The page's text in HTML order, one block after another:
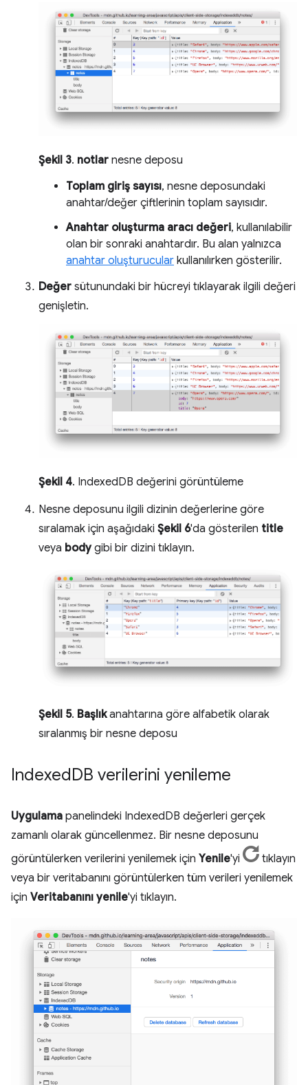
Şekil 3. notlar nesne deposu
Toplam giriş sayısı, nesne deposundaki
anahtar/değer çiftlerinin toplam sayısıdır.
Anahtar oluşturma aracı değeri, kullanılabilir
olan bir sonraki anahtardır. Bu alan yalnızca
anahtar oluşturucular kullanılırken gösterilir.
Değer sütunundaki bir hücreyi tıklayarak ilgili değeri
genişletin.
Şekil 4. IndexedDB değerini görüntüleme
Nesne deposunu ilgili dizinin değerlerine göre
sıralamak için aşağıdaki Şekil 6'da gösterilen title
veya bodygibi bir dizini tıklayın.
Şekil 5. Başlıkanahtarına göre alfabetik olarak
sıralanmış bir nesne deposu
IndexedDB verilerini yenileme
Uygulama panelindeki IndexedDB değerleri gerçek
zamanlı olarak güncellenmez. Bir nesne deposunu
görüntülerken verilerini yenilemek için Yenile'yi
tıklayın
veya bir veritabanını görüntülerken tüm verileri yenilemek
için Veritabanını yenile'yi tıklayın.